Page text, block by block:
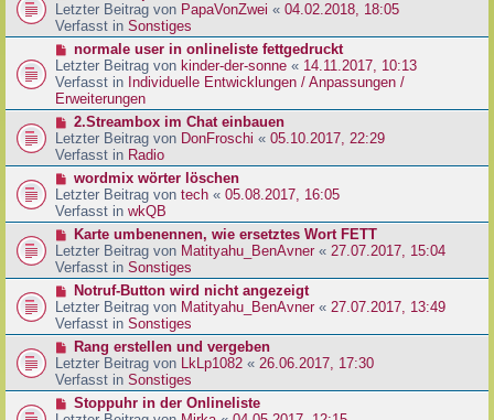
r
a
g
e
i
r
a
g
e
u
e
r
B
e
i
r
a
g
Letzter Beitrag von PapaVonZwei « 04.02.2018, 18:05
Verfasst in Sonstiges
N
e
u
e
r
B
e
i
r
a
g
normale user in onlineliste fettgedruckt
Letzter Beitrag von kinder-der-sonne « 14.11.2017, 10:13
Verfasst in Individuelle Entwicklungen / Anpassungen /
Erweiterungen
N
e
u
e
r
B
e
t
r
a
g
2.Streambox im Chat einbauen
Letzter Beitrag von DonFroschi « 05.10.2017, 22:29
Verfasst in Radio
N
e
u
e
r
B
e
t
r
a
g
wordmix wörter löschen
Letzter Beitrag von tech « 05.08.2017, 16:05
Verfasst in wkQB
N
e
u
e
r
B
e
t
r
a
g
Karte umbenennen, wie ersetztes Wort FETT
Letzter Beitrag von Matityahu_BenAvner « 27.07.2017, 15:04
Verfasst in Sonstiges
N
e
u
e
r
B
e
Notruf-Button wird nicht angezeigt
Letzter Beitrag von Matityahu_BenAvner« 27.07.2017, 13:49
Verfasst in Sonstiges
N
e
u
e
r
Rang erstellen und vergeben
Letzter Beitrag von LkLp1082 « 26.06.2017, 17:30
Verfasst in Sonstiges
NStoppuhr in der Onlineliste